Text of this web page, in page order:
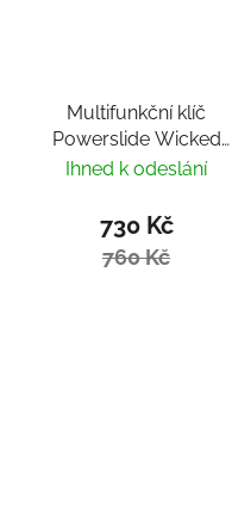
Multifunkční klíč
Powerslide Wicked
Hardcore Tool
Ihned k odeslání
730 Kč
760 Kč